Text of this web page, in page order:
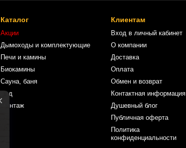
Каталог
Акции
Дымоходы и комплектующие
Печи и камины
Биокамины
Сауна, баня
Сад
Монтаж
Клиентам
Вход в личный кабинет
О компании
Доставка
Оплата
Обмен и возврат
Контактная информация
Душевный блог
Публичная оферта
Политика
конфиденциальности